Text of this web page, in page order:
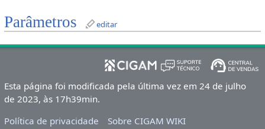
Parâmetros editar
Esta página foi modificada pela última vez em 24 de julho
de 2023, às 17h39min.
Política de privacidade
Sobre CIGAM WIKI